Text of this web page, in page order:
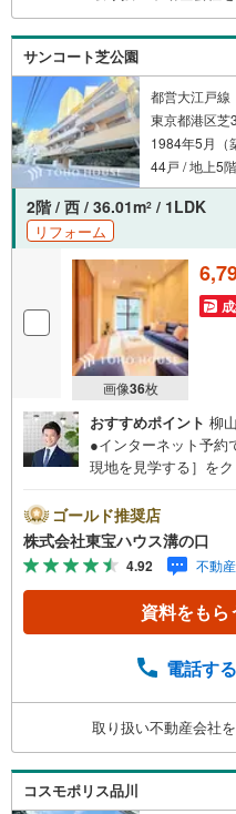
サンコート芝公園
都営大江戸線
東京都港区芝
1984年5月（
44戸 / 地上5
2階 / 西 / 36.01m2 / 1LDK
リフォーム
画像36枚
おすすめポイント 柳
●インターネット予約
現地を見学する］を
い！●10:00～21:00は
す。【Yahoo！ 不動
を成約するとPayPay
物件ご成約キャンペ
らう」「見学予約を
い。※必ずYahoo！
客様からのお言葉に
らまずは、お気軽に
か？何も決まってい
聞かせ下さい！未来
カレンダー」もご来
もお客様のお問合せを
ゴールド推奨店
株式会社東宝ハウス溝の口
4.92 不動
資料をもら
電話する
取り扱い不動産会社
コスモポリス品川